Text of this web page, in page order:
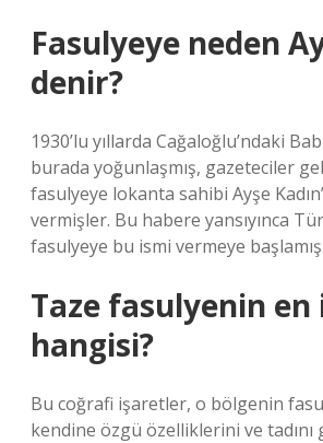
Fasulyeye neden
denir?
1930’lu yıllarda Cağaloğlu’ndaki
burada yoğunlaşmış, gazeteciler
fasulyeye lokanta sahibi Ayşe
vermişler. Bu habere yansıyınca
fasulyeye bu ismi vermeye başlamış.
Taze fasulyenin en
hangisi?
Bu coğrafi işaretler, o bölgenin
kendine özgü özelliklerini ve tadını